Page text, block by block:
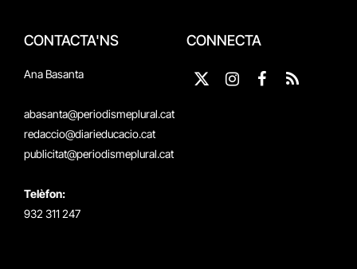
CONTACTA'NS
Ana Basanta
abasanta@periodismeplural.cat
redaccio@diarieducacio.cat
publicitat@periodismeplural.cat
Telèfon:
932 311 247
CONNECTA
X
Instagram
Facebook
RSS